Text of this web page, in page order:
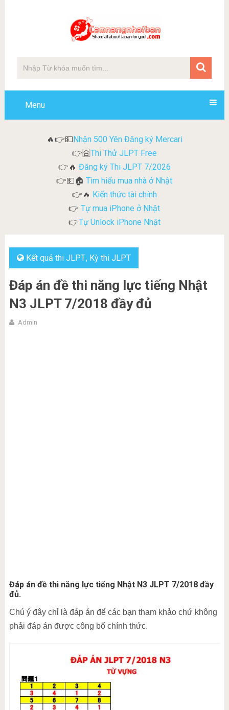
Menu
🔥👉💵Nhận 500 Yên Đăng ký Mercari
👉🈴Thi Thử JLPT Free
👉🔥 Đăng ký Thi JLPT 7/2026
👉💵🏠Tìm hiểu mua nhà ở Nhật
👉🔥 Kiến thức tài chính
👉 Tự mua iPhone ở Nhật
👉Tự Unlock iPhone Nhật
Kết quả thi JLPT, Kỳ thi JLPT
Đáp án đề thi năng lực tiếng Nhật
N3 JLPT 7/2018 đầy đủ
Admin
Đáp án đề thi năng lực tiếng Nhật N3 JLPT 7/2018 đầy
đủ.
Chú ý đây chỉ là đáp án để các bạn tham khảo chứ không
phải đáp án được công bố chính thức.